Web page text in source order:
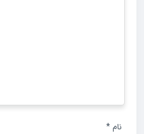
نام*